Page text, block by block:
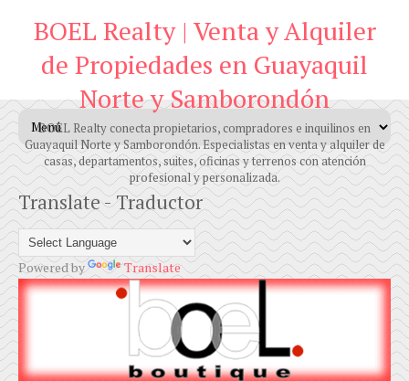
BOEL Realty | Venta y Alquiler
de Propiedades en Guayaquil
Norte y Samborondón
BOEL Realty conecta propietarios, compradores e inquilinos en
Guayaquil Norte y Samborondón. Especialistas en venta y alquiler de
casas, departamentos, suites, oficinas y terrenos con atención
profesional y personalizada.
Translate - Traductor
Powered by Translate